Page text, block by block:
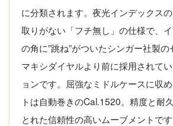
に分類されます。夜光インデックス
取りがない「フチ無し」の仕様で、
の角に”跳ね”がついたシンガー社製の
マキシダイヤルより前に採用されて
ョンです。屈強なミドルケースに収
トは自動巻きのCal.1520。精度と耐
とれた信頼性の高いムーブメントで